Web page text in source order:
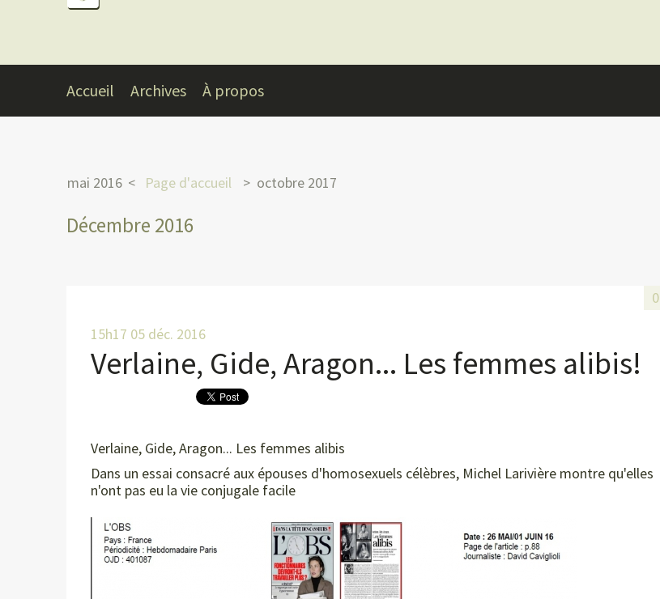
Accueil Archives À propos
mai 2016 Page d'accueil octobre 2017
Décembre 2016
15h17 05 déc. 2016
Verlaine, Gide, Aragon... Les femmes alibis!
Verlaine, Gide, Aragon... Les femmes alibis
Dans un essai consacré aux épouses d'homosexuels célèbres, Michel Larivière montre qu'elles
n'ont pas eu la vie conjugale facile
0